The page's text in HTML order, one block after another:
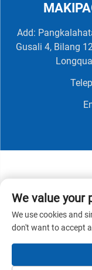
Add:
Gusali 4, Bilang
Karapatan
NUTRIVIT
We value your
We use cookies and
don't want to accept